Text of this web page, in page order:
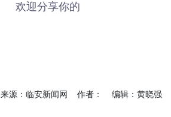
欢迎分享你的
来源：临安新闻网 作者： 编辑：黄晓强